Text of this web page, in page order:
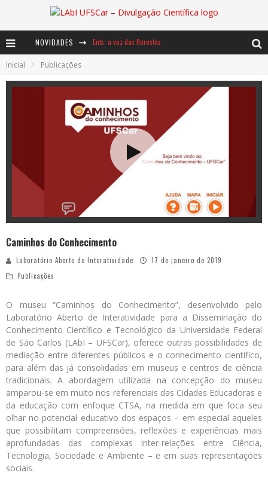
NOVIDADES
Ents: a voz das florestas
Notáveis: Bertha Lutz
Baú de Histórias - A jamais imaginada aventura com os moinhos de vento
Inicial Publicações
Caminhos do Conhecimento
Laboratório Aberto de Interatividade
17 de janeiro de 2019
Publicações
O museu “Caminhos do Conhecimento”, desenvolvido pelo
Laboratório Aberto de Interatividade para a Disseminação do
Conhecimento Científico e Tecnológico da Universidade Federal
de São Carlos (LAbI – UFSCar), oferece outras possibilidades de
mediação entre diferentes públicos e o conhecimento científico,
para além das já consolidadas em museus e centros de ciência
tradicionais. A abordagem utilizada na concepção do museu
amparou-se em muito nos referenciais das Cidades Educadoras e
da educação com enfoque CTSA, na medida em que foca seu
olhar no potencial educativo dos espaços – em especial aqueles
que possibilitam compreensões, reflexões e experiências mais
aprofundadas das complexas inter-relações entre Ciência,
Tecnologia, Sociedade e Ambiente – e em suas representações
sociais.